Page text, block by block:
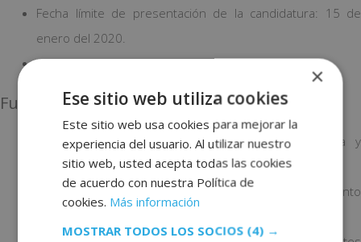
Fecha límite de presentación de la candidatura: 15 de
enero del 2020.
Localización: Santiago de Compostela.
Funciones
Realizar el análisis diario del pick-up, competencia y
posicionamiento de precios.
Supervisar el rendimiento del mercado y el rendimiento
×
Ese sitio web utiliza cookies
Este sitio web usa cookies para mejorar la
experiencia del usuario. Al utilizar nuestro
sitio web, usted acepta todas las cookies
de acuerdo con nuestra Política de
cookies. Más información
MOSTRAR TODOS LOS SOCIOS (4) →